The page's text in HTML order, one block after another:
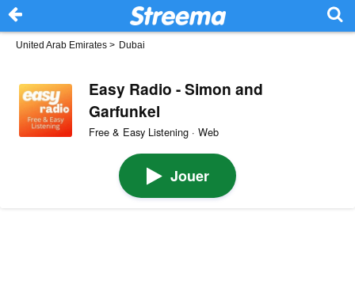
United Arab Emirates > Dubai
Easy Radio - Simon and
Garfunkel
Free & Easy Listening · Web
Jouer